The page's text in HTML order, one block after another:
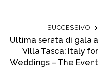
SUCCESSIVO
Ultima serata di gala a
Villa Tasca: Italy for
Weddings – The Event